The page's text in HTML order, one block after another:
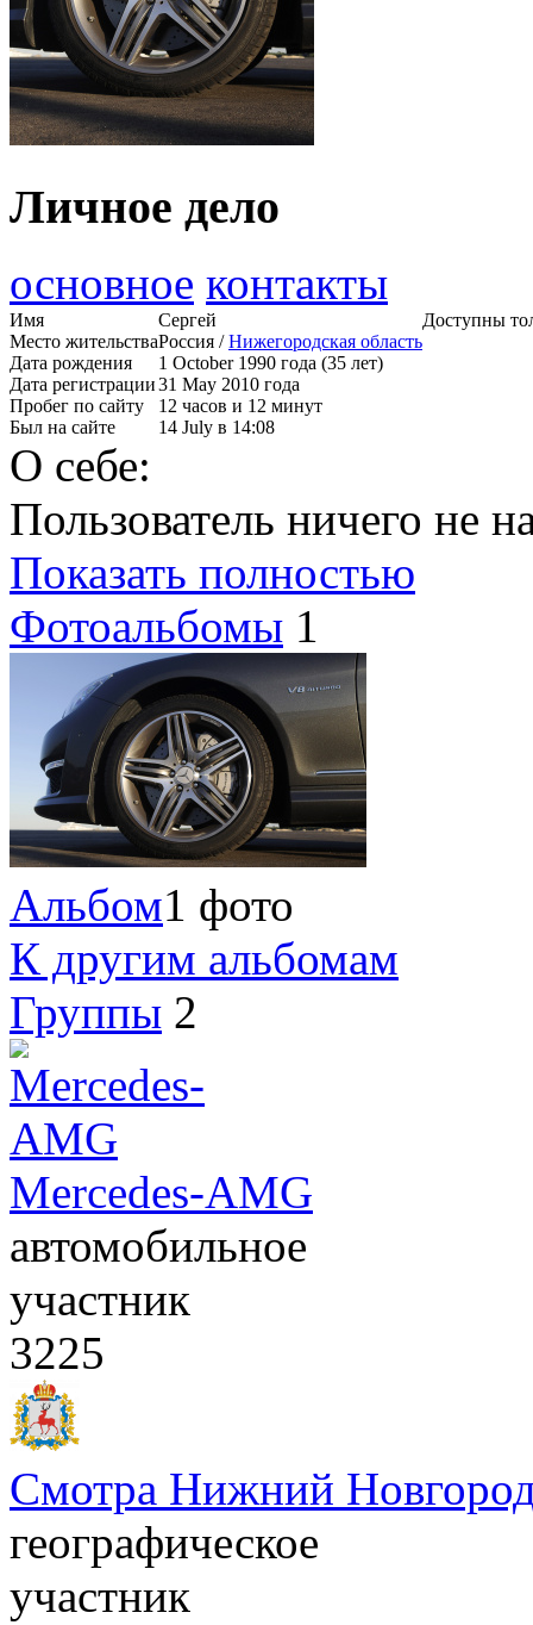
Личное дело
основное контакты
Имя
Сергей
Место жительстваРоссия /Нижегородская область
Дата рождения
1 October 1990 года (35 лет)
Дата регистрации31 May 2010 года
Пробег по сайту
12 часов и 12 минут
Был на сайте
14 July в 14:08
Доступны
О себе:
Пользователь ничего не
Показать полностью
Фотоальбомы 1
Альбом1 фото
К другим альбомам
Группы 2
Mercedes-AMG
автомобильное
участник
3225
Смотра Нижний
географическое
участник